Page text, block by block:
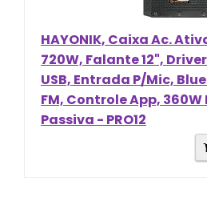
HAYONIK, Caixa Ac.
720W, Falante 12",
USB, Entrada P/Mic,
FM, Controle App, 360W
Passiva - PRO12